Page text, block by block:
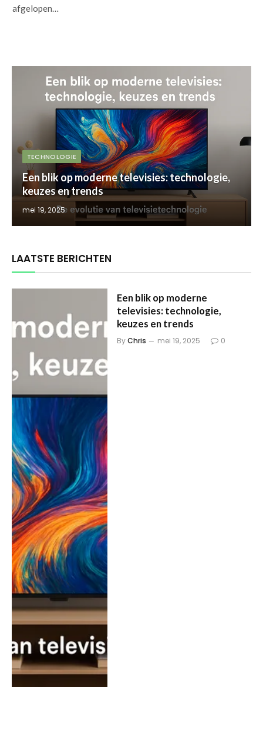
afgelopen…
TECHNOLOGIE
Een blik op moderne televisies: technologie,
keuzes en trends
mei 19, 2025
LAATSTE BERICHTEN
Een blik op moderne
televisies: technologie,
keuzes en trends
ByChris mei 19, 2025 0